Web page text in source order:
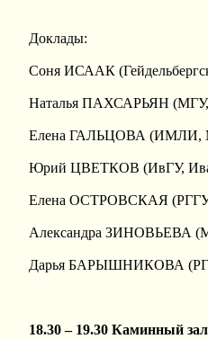
Доклады:
Соня ИСААК
Наталья ПАХСАРЬЯН (МГУ,
Елена ГАЛЬЦОВА (ИМЛИ,
Юрий ЦВЕТКОВ (ИвГУ,
Елена ОСТРОВСКАЯ (РГГУ).
Александра ЗИНОВЬЕВА
Дарья БАРЫШНИКОВА (РГГУ,
18.30 – 19.30 Каминный зал